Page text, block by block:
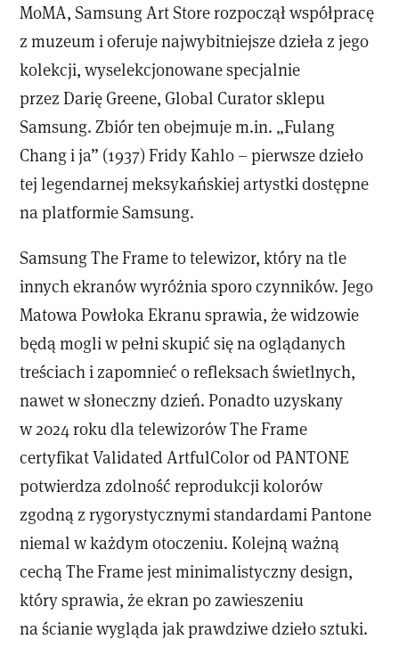
MoMA, Samsung Art Store rozpoczął współpracę
z muzeum i oferuje najwybitniejsze dzieła z jego
kolekcji, wyselekcjonowane specjalnie
przez Darię Greene, Global Curator sklepu
Samsung. Zbiór ten obejmuje m.in. „Fulang
Chang i ja” (1937) Fridy Kahlo – pierwsze dzieło
tej legendarnej meksykańskiej artystki dostępne
na platformie Samsung.
Samsung The Frame to telewizor, który na tle
innych ekranów wyróżnia sporo czynników. Jego
Matowa Powłoka Ekranu sprawia, że widzowie
będą mogli w pełni skupić się na oglądanych
treściach i zapomnieć o refleksach świetlnych,
nawet w słoneczny dzień. Ponadto uzyskany
w 2024 roku dla telewizorów The Frame
certyfikat Validated ArtfulColor od PANTONE
potwierdza zdolność reprodukcji kolorów
zgodną z rygorystycznymi standardami Pantone
niemal w każdym otoczeniu. Kolejną ważną
cechą The Frame jest minimalistyczny design,
który sprawia, że ekran po zawieszeniu
na ścianie wygląda jak prawdziwe dzieło sztuki.